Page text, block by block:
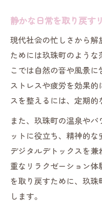
パワースポッ
ン効果
温泉とリラク
方法
パワースポッ
験談
温泉地で感じ
歴史巡りを通じて
歴史とリラク
歩き
リラクゼーシ
静かな日常を取り戻す
現代社会の忙しさから
ためには玖珠町のよう
こでは自然の音や風景
ストレスや疲労を効果
スを整えるには、定期的
また、玖珠町の温泉や
ットに役立ち、精神的
デジタルデトックスを
重なリラクゼーション
を取り戻すために、玖
します。